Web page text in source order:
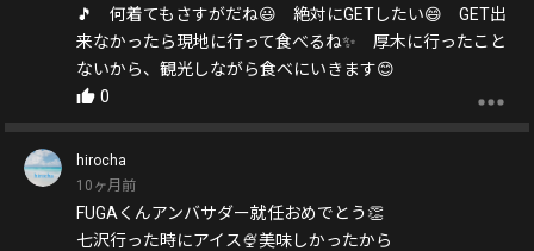
🎵 何着てもさすがだね😃 絶対にGETしたい😄 GET出
来なかったら現地に行って食べるね✨ 厚木に行ったこと
ないから、観光しながら食べにいきます😊
0
hirocha
10ヶ月前
FUGAくんアンバサダー就任おめでとう👏
七沢行った時にアイス🍨美味しかったから